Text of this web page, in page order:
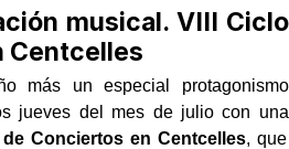
musical. VIII Ciclo
Centcelles
más un especial protagonismo
jueves del mes de julio con una
Conciertos en Centcelles, que